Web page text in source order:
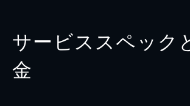
サービススペック
金